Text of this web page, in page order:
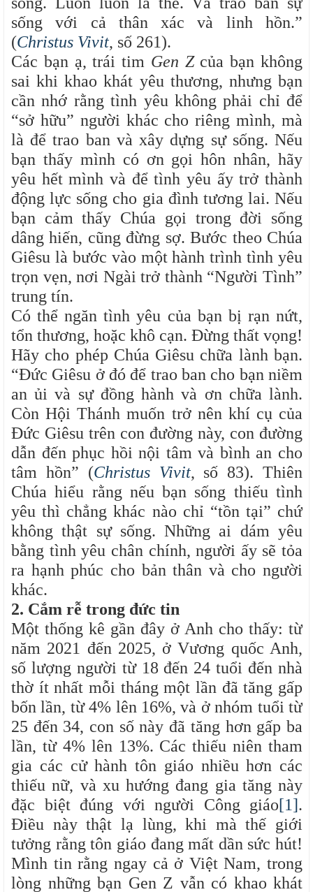
sống với cả thân xác và linh hồn.”
(Christus Vivit, số 261).
Các bạn ạ, trái tim Gen Zcủa bạn không
sai khi khao khát yêu thương, nhưng bạn
cần nhớ rằng tình yêu không phải chỉ để
“sở hữu” người khác cho riêng mình, mà
là để trao ban và xây dựng sự sống. Nếu
bạn thấy mình có ơn gọi hôn nhân, hãy
yêu hết mình và để tình yêu ấy trở thành
động lực sống cho gia đình tương lai. Nếu
bạn cảm thấy Chúa gọi trong đời sống
dâng hiến, cũng đừng sợ. Bước theo Chúa
Giêsu là bước vào một hành trình tình yêu
trọn vẹn, nơi Ngài trở thành “Người Tình”
trung tín.
Có thể ngăn tình yêu của bạn bị rạn nứt,
tổn thương, hoặc khô cạn. Đừng thất vọng!
Hãy cho phép Chúa Giêsu chữa lành bạn.
“Đức Giêsu ở đó để trao ban cho bạn niềm
an ủi và sự đồng hành và ơn chữa lành.
Còn Hội Thánh muốn trở nên khí cụ của
Đức Giêsu trên con đường này, con đường
dẫn đến phục hồi nội tâm và bình an cho
tâm hồn” (Christus Vivit, số 83). Thiên
Chúa hiểu rằng nếu bạn sống thiếu tình
yêu thì chẳng khác nào chỉ “tồn tại” chứ
không thật sự sống. Những ai dám yêu
bằng tình yêu chân chính, người ấy sẽ tỏa
ra hạnh phúc cho bản thân và cho người
khác.
2. Cắm rễ trong đức tin
Một thống kê gần đây ở Anh cho thấy: từ
năm 2021 đến 2025, ở Vương quốc Anh,
số lượng người từ 18 đến 24 tuổi đến nhà
thờ ít nhất mỗi tháng một lần đã tăng gấp
bốn lần, từ 4% lên 16%, và ở nhóm tuổi từ
25 đến 34, con số này đã tăng hơn gấp ba
lần, từ 4% lên 13%. Các thiếu niên tham
gia các cử hành tôn giáo nhiều hơn các
thiếu nữ, và xu hướng đang gia tăng này
đặc biệt đúng với người Công giáo[1].
Điều này thật lạ lùng, khi mà thế giới
tưởng rằng tôn giáo đang mất dần sức hút!
Mình tin rằng ngay cả ở Việt Nam, trong
lòng những bạn Gen Z vẫn có khao khát